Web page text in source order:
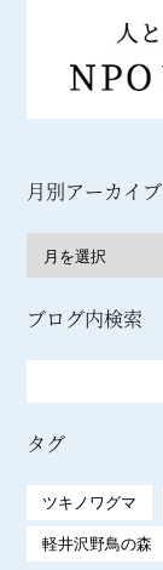
月別アーカイブ
ブログ内検索
タグ
ツキノワグマ
軽井沢野鳥の森